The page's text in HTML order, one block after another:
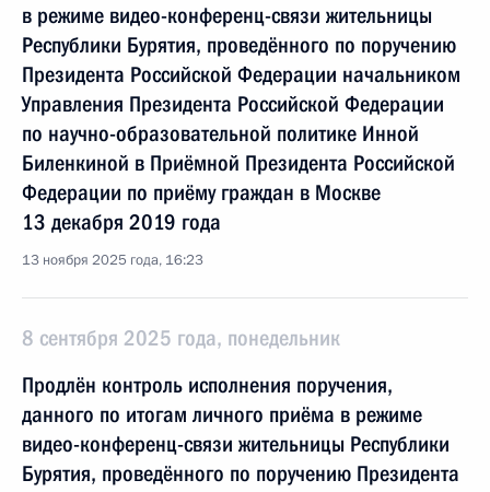
в режиме видео-конференц-связи жительницы
Республики Бурятия, проведённого по поручению
Президента Российской Федерации начальником
Управления Президента Российской Федерации
по научно-образовательной политике Инной
Биленкиной в Приёмной Президента Российской
Федерации по приёму граждан в Москве
13 декабря 2019 года
13 ноября 2025 года, 16:23
8 сентября 2025 года, понедельник
Продлён контроль исполнения поручения,
данного по итогам личного приёма в режиме
видео-конференц-связи жительницы Республики
Бурятия, проведённого по поручению Президента